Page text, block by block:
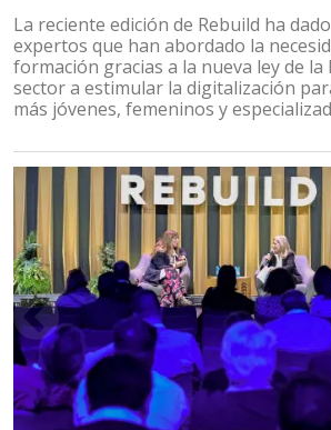
La reciente edición de Rebuild ha
expertos que han abordado la
formación gracias a la nueva ley de la
sector a estimular la digitalización
más jóvenes, femeninos y